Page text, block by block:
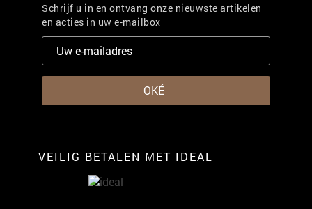
Schrijf u in en ontvang onze nieuwste artikelen
en acties in uw e-mailbox
VEILIG BETALEN MET IDEAL